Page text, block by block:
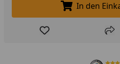
In
In den
Produkt zur